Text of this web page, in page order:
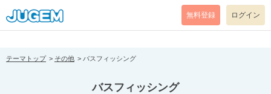
[pear_error: message="Success" code=0 mode=return level=notice
prefix="" info=""]
無料登録 ログイン
テーマトップ その他 バスフィッシング
バスフィッシング